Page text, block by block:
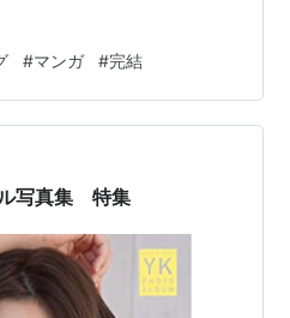
#マンガ #完結
写真集 特集